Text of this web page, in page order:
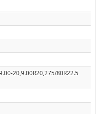
20,9.00R20,275/80R22.5